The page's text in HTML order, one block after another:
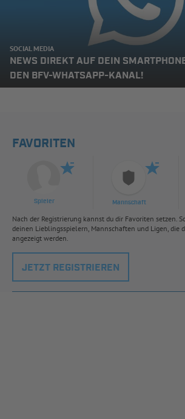
SOCIAL MEDIA
NEWS DIREKT AUF DEIN
DEN BFV-WHATSAPP-KANAL!
FAVORITEN
Spieler Mannschaft
Nach der Registrierung kannst du dir Favoriten setzen.
deinen Lieblingsspielern, Mannschaften und Ligen, die
angezeigt werden.
JETZT REGISTRIEREN